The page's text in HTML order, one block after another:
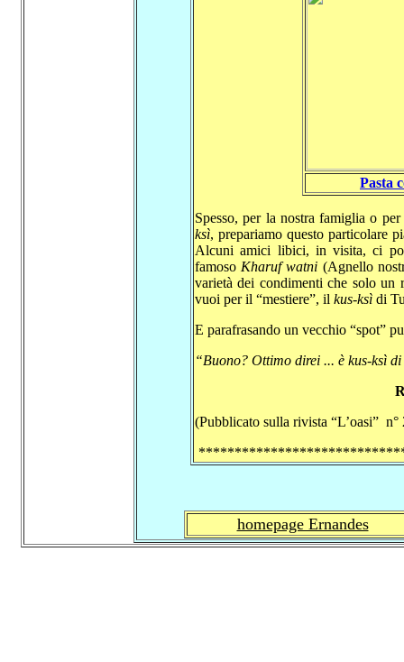
Pasta
Spesso, per la nostra famiglia o
ksì, prepariamo questo particolare
Alcuni amici libici, in visita, ci
famoso Kharuf watni (Agnello
varietà dei condimenti che solo un
vuoi per il “mestiere”, il kus-ksì di
E parafrasando un vecchio “spot”
“Buono? Ottimo direi ... è kus-ksì
(Pubblicato sulla rivista “L’oasi”
homepage Ernandes